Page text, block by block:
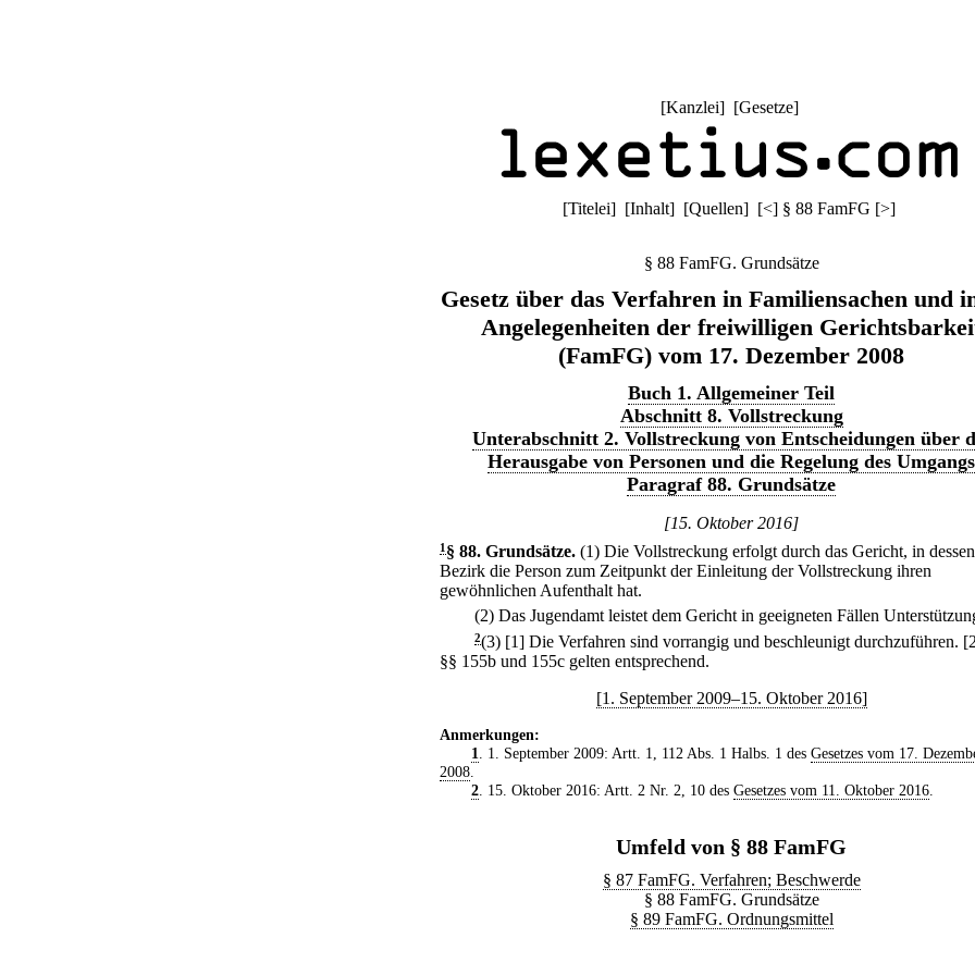
[Kanzlei] [Gesetze]
[Titelei] [Inhalt] [Quellen] [<] § 88 FamFG [>]
§ 88 FamFG. Grundsätze
Gesetz über das Verfahren in Familiensachen und
Angelegenheiten der freiwilligen
(FamFG) vom 17. Dezember 2008
Buch 1. Allgemeiner Teil
Abschnitt 8. Vollstreckung
Unterabschnitt 2. Vollstreckung von Entscheidungen über
Herausgabe von Personen und die Regelung des Umgangs
Paragraf 88. Grundsätze
[15. Oktober 2016]
1 § 88. Grundsätze. (1) Die Vollstreckung erfolgt durch das Gericht, in dessen
Bezirk die Person zum Zeitpunkt der Einleitung der Vollstreckung ihren
gewöhnlichen Aufenthalt hat.
(2) Das Jugendamt leistet dem Gericht in geeigneten Fällen
2(3) [1] Die Verfahren sind vorrangig und beschleunigt durchzuführen.
§§ 155b und 155c gelten entsprechend.
[1. September 2009–15. Oktober 2016]
Anmerkungen:
1
. 1. September 2009: Artt. 1, 112 Abs. 1 Halbs. 1 des Gesetzes vom 17.
2008
2. 15. Oktober 2016: Artt. 2 Nr. 2, 10 des Gesetzes vom 11. Oktober 2016.
Umfeld von § 88 FamFG
§ 87 FamFG. Verfahren; Beschwerde
§ 88 FamFG. Grundsätze
§ 89 FamFG. Ordnungsmittel